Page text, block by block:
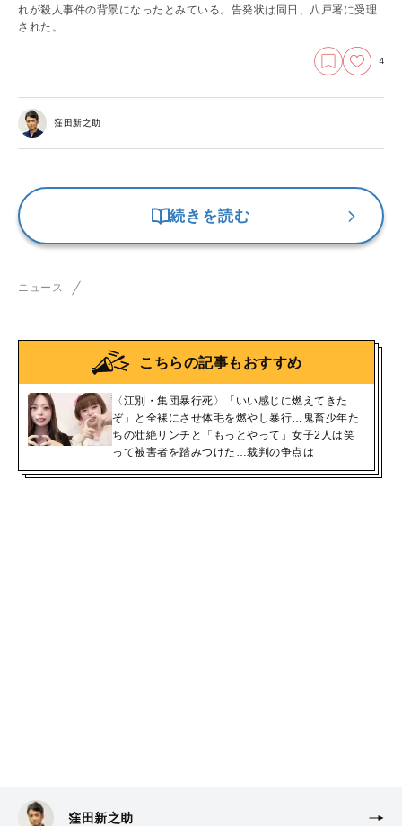
れが殺人事件の背景になったとみている。告発状は同日、八戸署に受理
された。
4
窪田新之助
続きを読む
ニュース
こちらの記事もおすすめ
〈江別・集団暴行死〉「いい感じに燃えてきた
ぞ」と全裸にさせ体毛を燃やし暴行…鬼畜少年た
ちの壮絶リンチと「もっとやって」女子2人は笑
って被害者を踏みつけた…裁判の争点は
窪田新之助